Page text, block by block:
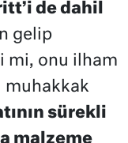
de dahil
gelip
mi, onu ilham
muhakkak
sürekli